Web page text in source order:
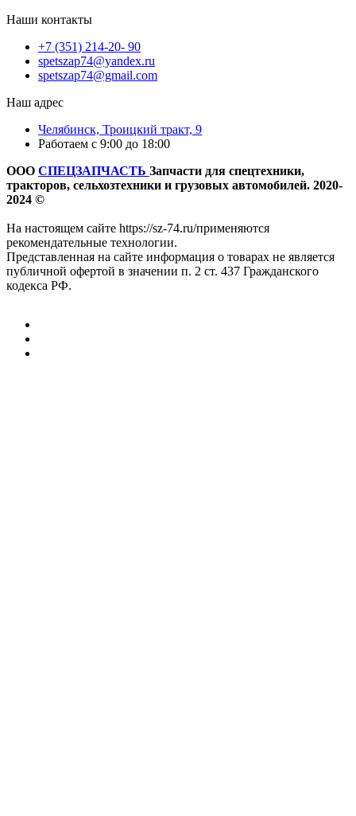
Наши контакты
+7 (351) 214-20- 90
spetszap74@yandex.ru
spetszap74@gmail.com
Наш адрес
Челябинск, Троицкий тракт, 9
Работаем с 9:00 до 18:00
ООО СПЕЦЗАПЧАСТЬ Запчасти для спецтехники,
тракторов, сельхозтехники и грузовых автомобилей. 2020-
2024 ©
На настоящем сайте https://sz-74.ru/применяются
рекомендательные технологии.
Представленная на сайте информация о товарах не является
публичной офертой в значении п. 2 ст. 437 Гражданского
кодекса РФ.